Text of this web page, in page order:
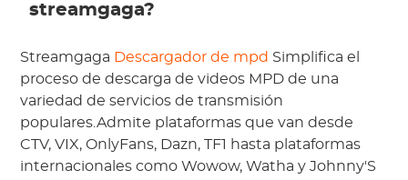
streamgaga?
Streamgaga Descargador de mpd Simplifica el
proceso de descarga de videos MPD de una
variedad de servicios de transmisión
populares.Admite plataformas que van desde
CTV, VIX, OnlyFans, Dazn, TF1 hasta plataformas
internacionales como Wowow, Watha y Johnny'S